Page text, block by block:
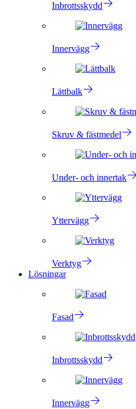
Inbrottsskydd
Innervägg
Lättbalk
Skruv & fästmedel
Under- och innertak
Yttervägg
Verktyg
Lösningar
Fasad
Inbrottsskydd
Innervägg